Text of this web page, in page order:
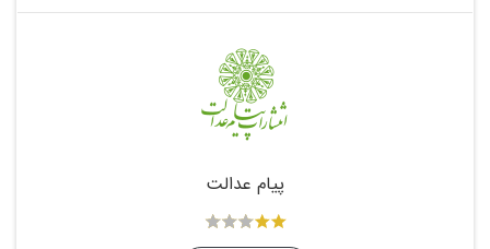
پیام عدالت